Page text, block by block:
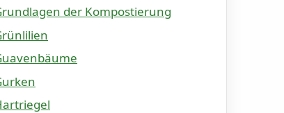
der Kompostierung